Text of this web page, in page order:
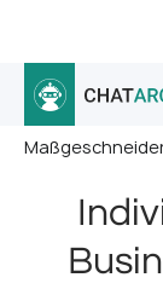
Startseite /
Individuelle